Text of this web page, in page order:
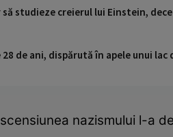
studieze creierul lui Einstein,
de ani, dispărută în apele unui
nazismului l-a